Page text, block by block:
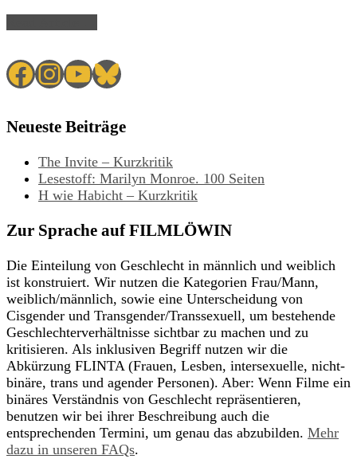
Facebook
Instagram
YouTube
Bluesky
Neueste Beiträge
The Invite – Kurzkritik
Lesestoff: Marilyn Monroe. 100 Seiten
H wie Habicht – Kurzkritik
Zur Sprache auf FILMLÖWIN
Die Einteilung von Geschlecht in männlich und weiblich
ist konstruiert. Wir nutzen die Kategorien Frau/Mann,
weiblich/männlich, sowie eine Unterscheidung von
Cisgender und Transgender/Transsexuell, um bestehende
Geschlechterverhältnisse sichtbar zu machen und zu
kritisieren. Als inklusiven Begriff nutzen wir die
Abkürzung FLINTA (Frauen, Lesben, intersexuelle, nicht-
binäre, trans und agender Personen). Aber: Wenn Filme ein
binäres Verständnis von Geschlecht repräsentieren,
benutzen wir bei ihrer Beschreibung auch die
entsprechenden Termini, um genau das abzubilden. Mehr
dazu in unseren FAQs.